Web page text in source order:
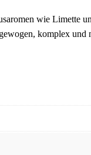
wie Limette
komplex und